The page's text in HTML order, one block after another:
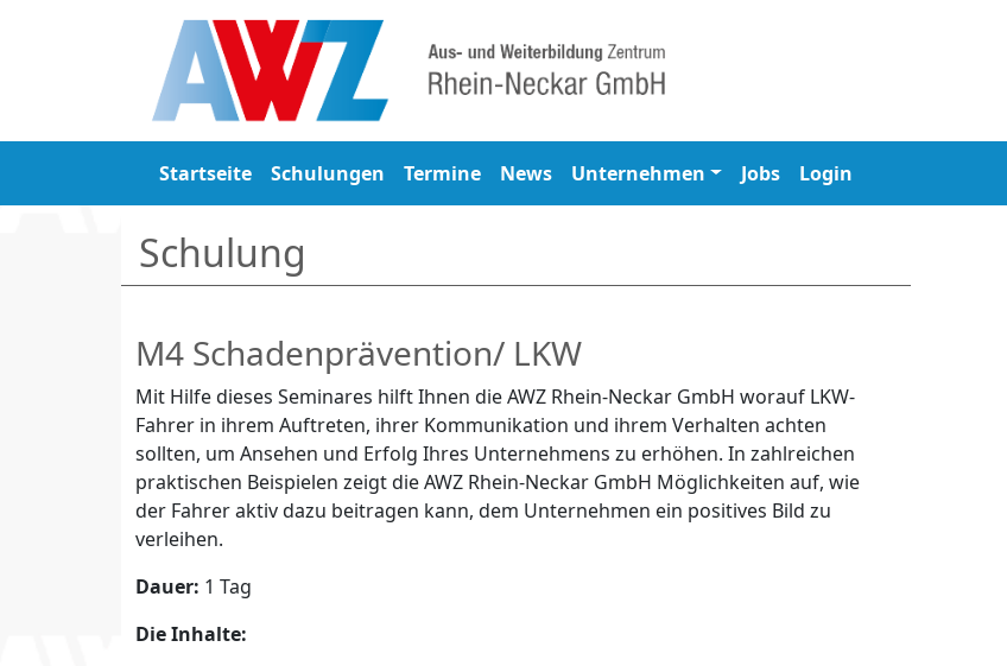
Startseite Schulungen Termine News Unternehmen Jobs Login
Schulung
M4 Schadenprävention/ LKW
Mit Hilfe dieses Seminares hilft Ihnen die AWZ Rhein-Neckar GmbH worauf LKW-
Fahrer in ihrem Auftreten, ihrer Kommunikation und ihrem Verhalten achten
sollten, um Ansehen und Erfolg Ihres Unternehmens zu erhöhen. In zahlreichen
praktischen Beispielen zeigt die AWZ Rhein-Neckar GmbH Möglichkeiten auf, wie
der Fahrer aktiv dazu beitragen kann, dem Unternehmen ein positives Bild zu
verleihen.
Dauer: 1 Tag
Die Inhalte: